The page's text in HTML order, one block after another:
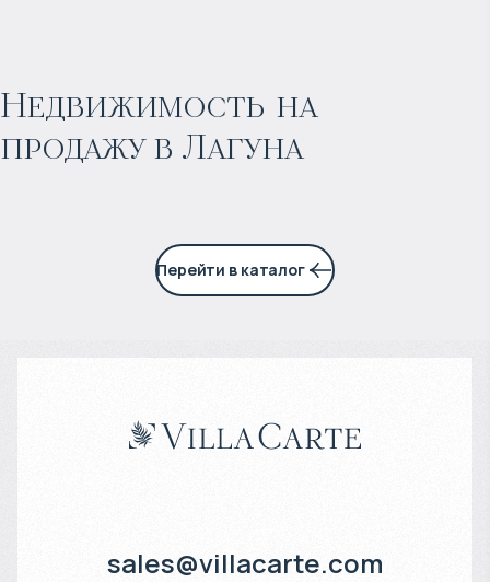
Недвижимость на
продажу в Лагуна
Прогнозируемый доход:
7% годовых
Перейти в каталог
sales@villacarte.com